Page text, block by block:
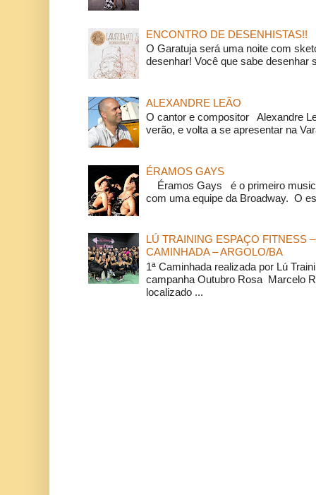
ENCONTRO DE DESENHISTAS!!
O Garatuja será uma noite com
desenhar! Você que sabe desenhar
ALEXANDRE LEÃO
O cantor e compositor Alexandre
verão, e volta a se apresentar na
ÉRAMOS GAYS
Éramos Gays é o primeiro
com uma equipe da Broadway. O
LÚ TRAINING ESPAÇO FITNESS
CAMINHADA – ARGOLO/BA
1ª Caminhada realizada por Lú
campanha Outubro Rosa Marcelo
localizado ...